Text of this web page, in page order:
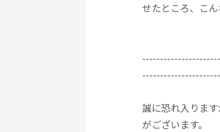
せたところ、こ
誠に恐れ入りま
がございます。